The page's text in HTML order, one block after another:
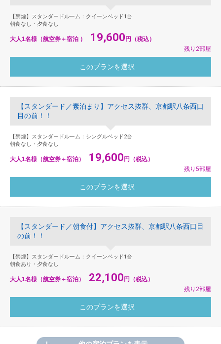
【禁煙】スタンダードルーム：クイーンベッド1台
朝食なし・夕食なし
大人1名様（航空券＋宿泊 ） 19,600円（税込）
残り2部屋
【スタンダード／素泊まり】アクセス抜群、京都駅八条西口
目の前！！
【禁煙】スタンダードルーム：シングルベッド2台
朝食なし・夕食なし
大人1名様（航空券＋宿泊） 19,600円（税込）
残り5部屋
【スタンダード／朝食付】アクセス抜群、京都駅八条西口目
の前！！
【禁煙】スタンダードルーム：クイーンベッド1台
朝食あり・夕食なし
大人1名様（航空券＋宿泊） 22,100円（税込）
残り2部屋